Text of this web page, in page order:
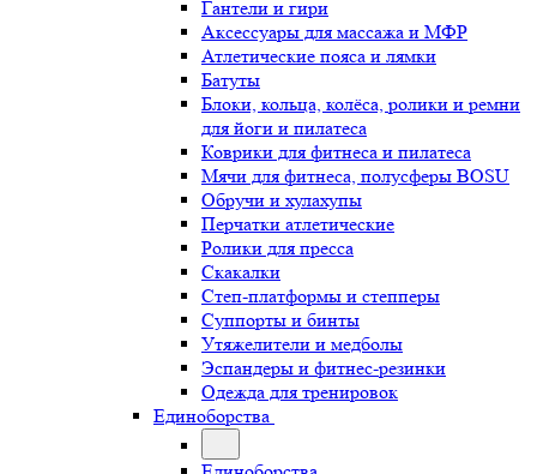
Гантели и гири
Аксессуары для массажа и МФР
Атлетические пояса и лямки
Батуты
Блоки, кольца, колёса, ролики и ремни
для йоги и пилатеса
Коврики для фитнеса и пилатеса
Мячи для фитнеса, полусферы BOSU
Обручи и хулахупы
Перчатки атлетические
Ролики для пресса
Скакалки
Степ-платформы и степперы
Суппорты и бинты
Утяжелители и медболы
Эспандеры и фитнес-резинки
Одежда для тренировок
Единоборства